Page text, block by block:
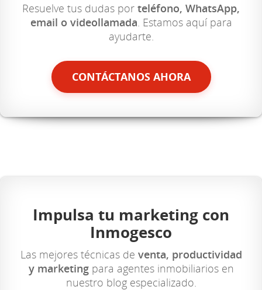
Resuelve tus dudas por teléfono, WhatsApp,
email o videollamada. Estamos aquí para
ayudarte.
CONTÁCTANOS AHORA
Impulsa tu marketing con
Inmogesco
Las mejores técnicas de venta, productividad
y marketingpara agentes inmobiliarios en
nuestro blog especializado.